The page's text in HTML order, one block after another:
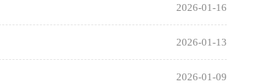
2026-01-16
2026-01-13
2026-01-09